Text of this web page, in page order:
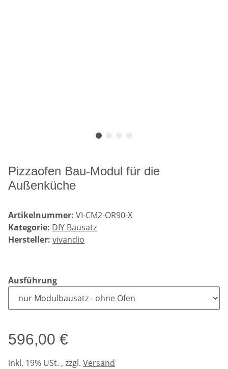
Pizzaofen Bau-Modul für die
Außenküche
Artikelnummer: VI-CM2-OR90-X
Kategorie: DIY Bausatz
Hersteller: vivandio
Ausführung
596,00 €
inkl. 19% USt. , zzgl. Versand